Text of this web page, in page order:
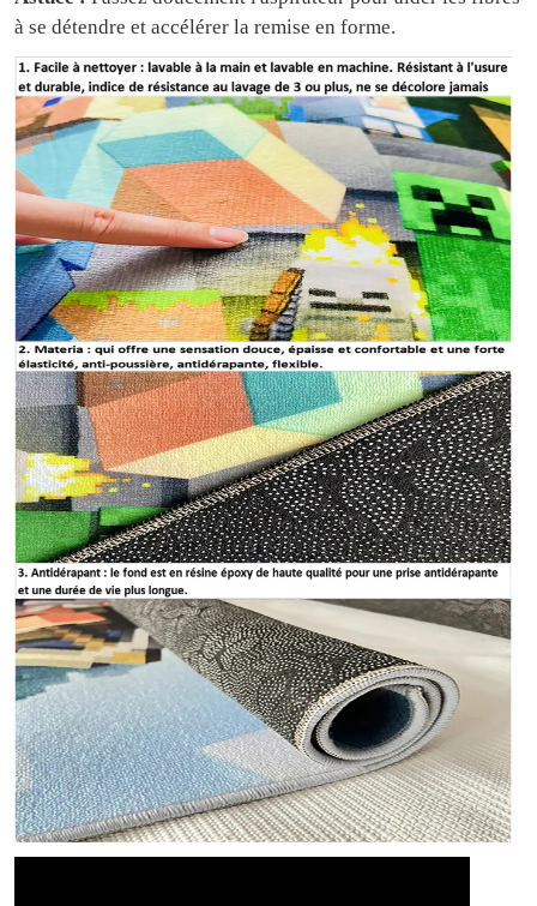
à se détendre et accélérer la remise en forme.